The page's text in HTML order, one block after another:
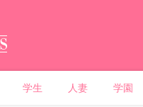
学生 人妻 学園